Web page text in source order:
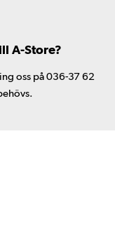
A-Store?
oss på 036-37 62